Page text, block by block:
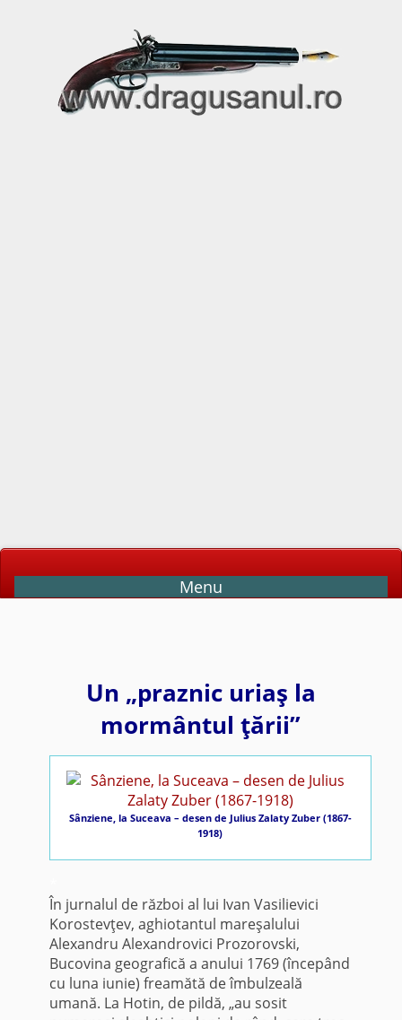
Menu
Un „praznic uriaş la
mormântul ţării”
Sânziene, la Suceava – desen de Julius Zalaty Zuber (1867-
1918)
În jurnalul de război al lui Ivan Vasilievici
Korostevţev, aghiotantul mareşalului
Alexandru Alexandrovici Prozorovski,
Bucovina geografică a anului 1769 (începând
cu luna iunie) freamătă de îmbulzeală
umană. La Hotin, de pildă, „au sosit